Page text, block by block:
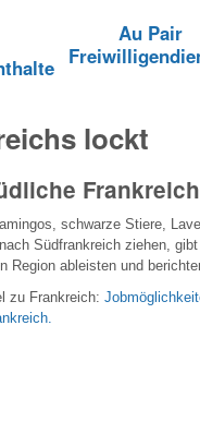
Au Pair
lockt
Frankreich
schwarze Stiere,
Südfrankreich ziehen,
Region ableisten und
zu Frankreich: